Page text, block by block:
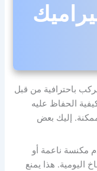
باحترافية من قبل
الحفاظ عليه
إليك بعض
مكنسة ناعمة أو
اليومية. هذا يمنع